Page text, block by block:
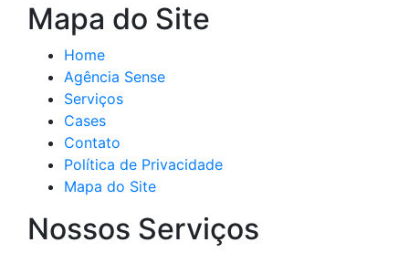
Mapa do Site
Home
Agência Sense
Serviços
Cases
Contato
Política de Privacidade
Mapa do Site
Nossos Serviços